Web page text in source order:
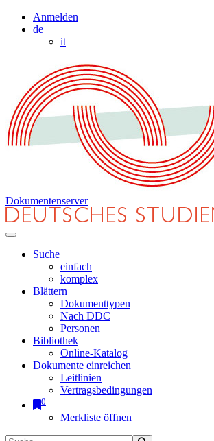
Anmelden
de
it
Dokumentenserver
Suche
einfach
komplex
Blättern
Dokumenttypen
Nach DDC
Personen
Bibliothek
Online-Katalog
Dokumente einreichen
Leitlinien
Vertragsbedingungen
0
Merkliste öffnen